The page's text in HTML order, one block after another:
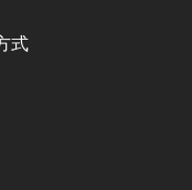
式